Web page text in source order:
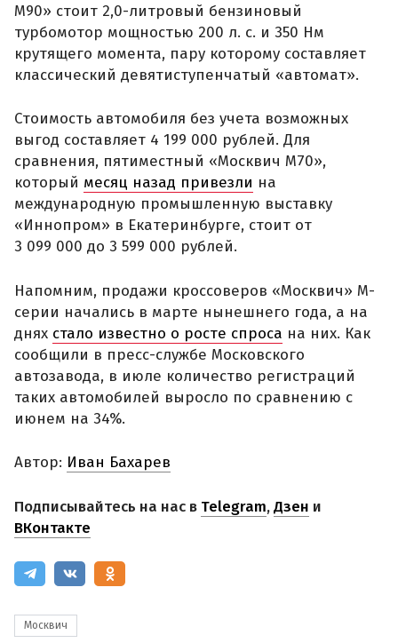
М90» стоит 2,0-литровый бензиновый
турбомотор мощностью 200 л. с. и 350 Нм
крутящего момента, пару которому составляет
классический девятиступенчатый «автомат».
Стоимость автомобиля без учета возможных
выгод составляет 4 199 000 рублей. Для
сравнения, пятиместный «Москвич М70»,
который месяц назад привезли на
международную промышленную выставку
«Иннопром» в Екатеринбурге, стоит от
3 099 000 до 3 599 000 рублей.
Напомним, продажи кроссоверов «Москвич» М-
серии начались в марте нынешнего года, а на
днях стало известно о росте спроса на них. Как
сообщили в пресс-службе Московского
автозавода, в июле количество регистраций
таких автомобилей выросло по сравнению с
июнем на 34%.
Автор: Иван Бахарев
Подписывайтесь на нас в Telegram,Дзен и
ВКонтакте
Москвич